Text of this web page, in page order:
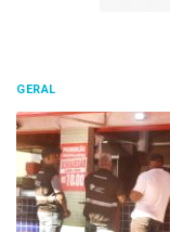
GERAL